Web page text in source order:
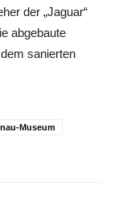
der „Jaguar“
abgebaute
sanierten
Museum